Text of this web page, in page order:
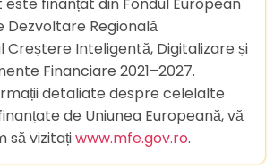
finanțat din Fondul European
Dezvoltare Regională
Creștere Inteligentă, Digitalizare și
Financiare 2021–2027.
detaliate despre celelalte
de Uniunea Europeană, vă
să vizitațiwww.mfe.gov.ro.